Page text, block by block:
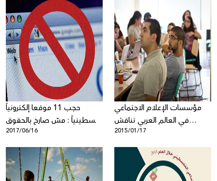
حجب 11 موقعا إلكترونياً
فلسطينياً : مسّ صارخ بالحقوق
الرقمية، عزلة وتعزيز للانقسام
2017/06/16
مؤسسات الإعلام الاجتماعي
في العالم العربي تناقش
الحقوق والحريات الرقمية في
لقاء بعمّان
2015/01/17